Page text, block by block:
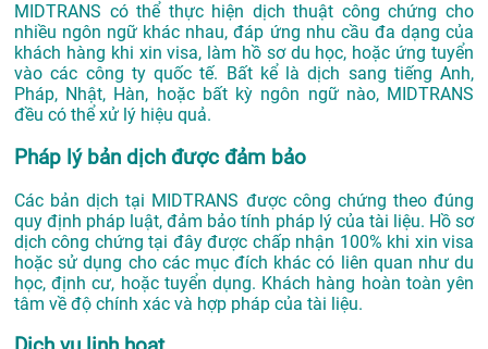
MIDTRANS có thể thực hiện dịch thuật công chứng cho
nhiều ngôn ngữ khác nhau, đáp ứng nhu cầu đa dạng của
khách hàng khi xin visa, làm hồ sơ du học, hoặc ứng tuyển
vào các công ty quốc tế. Bất kể là dịch sang tiếng Anh,
Pháp, Nhật, Hàn, hoặc bất kỳ ngôn ngữ nào, MIDTRANS
đều có thể xử lý hiệu quả.
Pháp lý bản dịch được đảm bảo
Các bản dịch tại MIDTRANS được công chứng theo đúng
quy định pháp luật, đảm bảo tính pháp lý của tài liệu. Hồ sơ
dịch công chứng tại đây được chấp nhận 100% khi xin visa
hoặc sử dụng cho các mục đích khác có liên quan như du
học, định cư, hoặc tuyển dụng. Khách hàng hoàn toàn yên
tâm về độ chính xác và hợp pháp của tài liệu.